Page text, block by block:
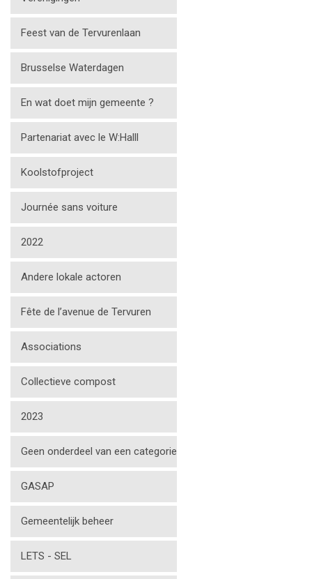
Feest van de Tervurenlaan
Brusselse Waterdagen
En wat doet mijn gemeente ?
Partenariat avec le W:Halll
Koolstofproject
Journée sans voiture
2022
Andere lokale actoren
Fête de l’avenue de Tervuren
Associations
Collectieve compost
2023
Geen onderdeel van een categorie
GASAP
Gemeentelijk beheer
LETS - SEL